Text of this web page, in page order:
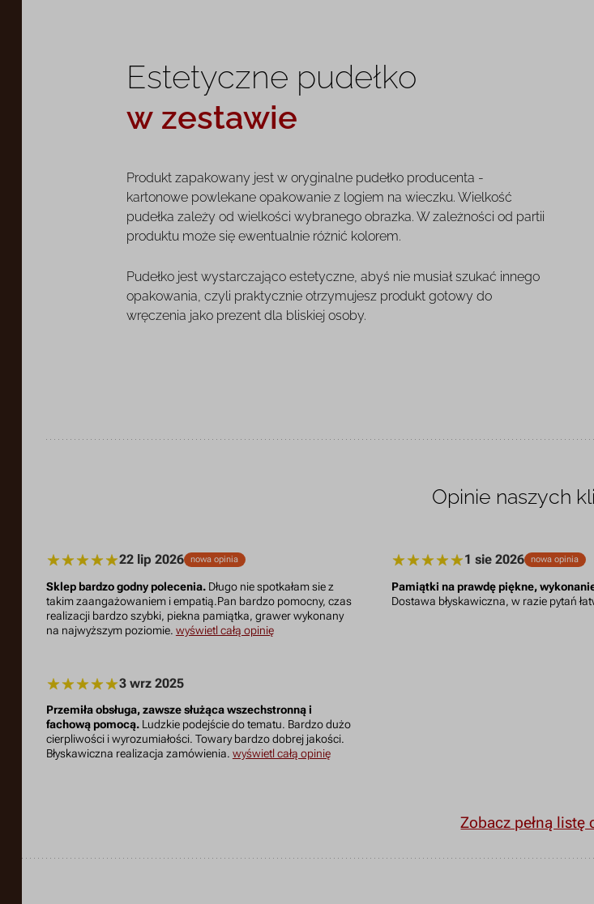
Estetyczne pudełko
w zestawie
Produkt zapakowany jest w oryginalne pudełko producenta -
kartonowe powlekane opakowanie z logiem na wieczku. Wielkość
pudełka zależy od wielkości wybranego obrazka. W zależności od partii
produktu może się ewentualnie różnić kolorem.
Pudełko jest wystarczająco estetyczne, abyś nie musiał szukać innego
opakowania, czyli praktycznie otrzymujesz produkt gotowy do
wręczenia jako prezent dla bliskiej osoby.
Opinie naszych
22 lip 2026 nowa opinia
Sklep bardzo godny polecenia.Długo nie spotkałam sie z
takim zaangażowaniem i empatią.Pan bardzo pomocny, czas
realizacji bardzo szybki, piekna pamiątka, grawer wykonany
na najwyższym poziomie. wyświetl całą opinię
1 sie 2026 nowa opinia
Pamiątki na prawdę piękne,
Dostawa błyskawiczna, w razie pytań
3 wrz 2025
Przemiła obsługa, zawsze służąca wszechstronną i
fachową pomocą.Ludzkie podejście do tematu. Bardzo dużo
cierpliwości i wyrozumiałości. Towary bardzo dobrej jakości.
Błyskawiczna realizacja zamówienia. wyświetl całą opinię
Zobacz pełną listę